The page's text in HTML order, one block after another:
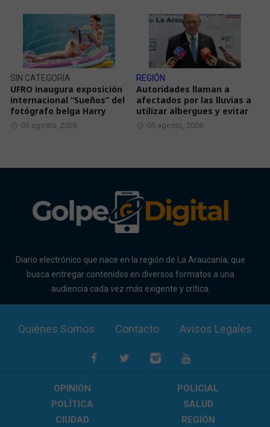
SIN CATEGORÍA
UFRO inaugura exposición
internacional “Sueños” del
fotógrafo belga Harry
05 agosto, 2026
REGIÓN
Autoridades llaman a
afectados por las lluvias a
utilizar albergues y evitar
05 agosto, 2026
Diario electrónico que nace en la región de La Araucanía, que
busca entregar contenidos en diversos formatos a una
audiencia cada vez más exigente y crítica.
Quiénes Somos Contacto Avisos Legales
OPINIÓN
POLICIAL
POLÍTICA
SALUD
CIUDAD
REGIÓN